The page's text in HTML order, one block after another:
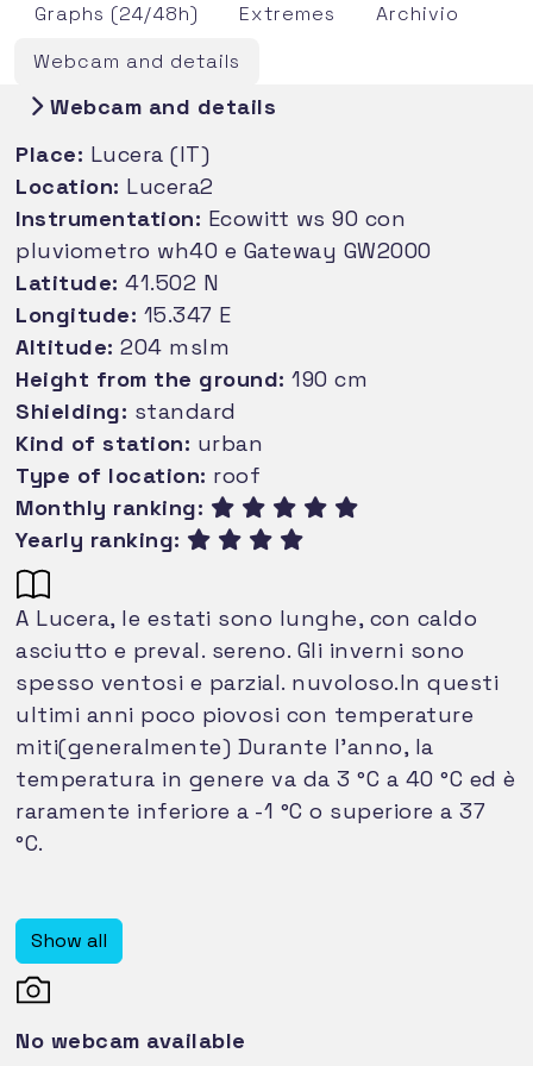
Graphs (24/48h) Extremes
Archivio
Webcam and details
Webcam and details
Place: Lucera (IT)
Location: Lucera2
Instrumentation: Ecowitt ws 90 con
pluviometro wh40 e Gateway GW2000
Latitude: 41.502 N
Longitude: 15.347 E
Altitude: 204 mslm
Height from the ground: 190 cm
Shielding: standard
Kind of station: urban
Type of location: roof
Monthly ranking:
Yearly ranking:
A Lucera, le estati sono lunghe, con caldo
asciutto e preval. sereno. Gli inverni sono
spesso ventosi e parzial. nuvoloso.In questi
ultimi anni poco piovosi con temperature
miti(generalmente) Durante l'anno, la
temperatura in genere va da 3 °C a 40 °C ed è
raramente inferiore a -1 °C o superiore a 37
°C.
Show all
No webcam available